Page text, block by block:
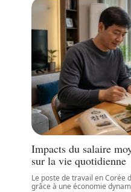
Impacts du salaire
sur la vie quotidienne
Le poste de travail en Corée
grâce à une économie